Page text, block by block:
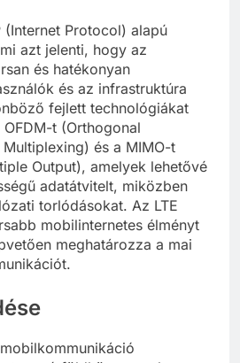
Protocol) alapú
azt jelenti, hogy az
és hatékonyan
és az infrastruktúra
fejlett technológiákat
t (Orthogonal
és a MIMO-t
Output), amelyek lehetővé
adatátvitelt, miközben
torlódásokat. Az LTE
mobilinternetes élményt
meghatározza a mai